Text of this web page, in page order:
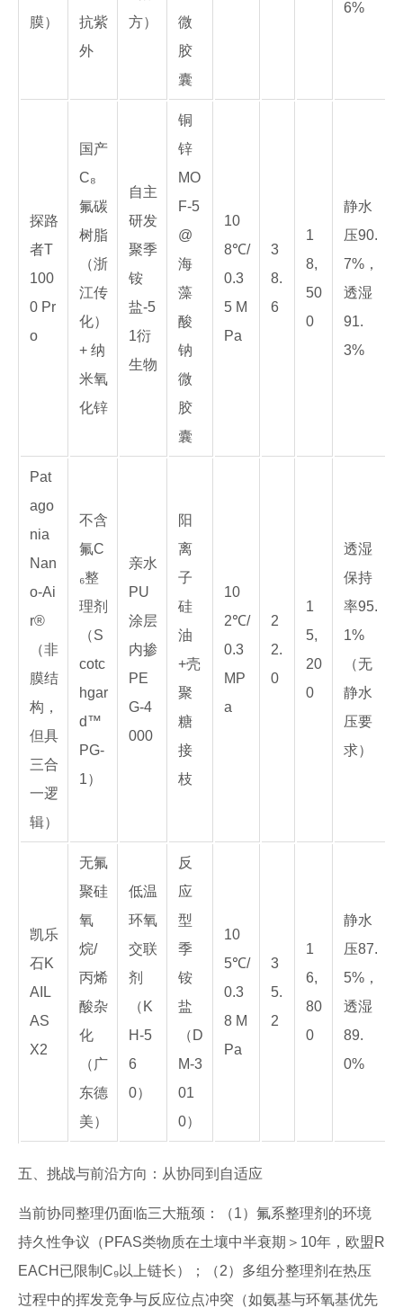
膜）
抗紫
外
方）
微
胶
囊
6%
探路
者T
100
0 Pr
o
国产
C₈
氟碳
树脂
（浙
江传
化）
+ 纳
米氧
化锌
自主
研发
聚季
铵
盐-5
1衍
生物
铜
锌
MO
F-5
@
海
藻
酸
钠
微
胶
囊
10
8℃/
0.3
5 M
Pa
3
8.
6
1
8,
50
0
静水
压90.
7%，
透湿
91.
3%
Pat
ago
nia
Nan
o-Ai
r®
（非
膜结
构，
但具
三合
一逻
辑）
不含
氟C
₆整
理剂
（S
cotc
hgar
d™
PG-
1）
亲水
PU
涂层
内掺
PE
G-4
000
阳
离
子
硅
油
+壳
聚
糖
接
枝
10
2℃/
0.3
MP
a
2
2.
0
1
5,
20
0
透湿
保持
率95.
1%
（无
静水
压要
求）
凯乐
石K
AIL
AS
X2
无氟
聚硅
氧
烷/
丙烯
酸杂
化
（广
东德
美）
低温
环氧
交联
剂
（K
H-5
6
0）
反
应
型
季
铵
盐
（D
M-3
01
0）
10
5℃/
0.3
8 M
Pa
3
5.
2
1
6,
80
0
静水
压87.
5%，
透湿
89.
0%
五、挑战与前沿方向：从协同到自适应
当前协同整理仍面临三大瓶颈：（1）氟系整理剂的环境
持久性争议（PFAS类物质在土壤中半衰期＞10年，欧盟R
EACH已限制C₉以上链长）；（2）多组分整理剂在热压
过程中的挥发竞争与反应位点冲突（如氨基与环氧基优先